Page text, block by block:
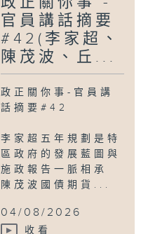
官員講話摘要
#42(李家超、
陳茂波、丘...
政正關你事-官員講
話摘要#42
李家超五年規劃是特
區政府的發展藍圖與
施政報告一脈相承
陳茂波國債期貨...
04/08/2026
收看